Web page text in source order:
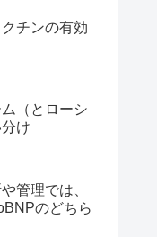
チンの有効
（とローシ
け
管理では、
のどちら